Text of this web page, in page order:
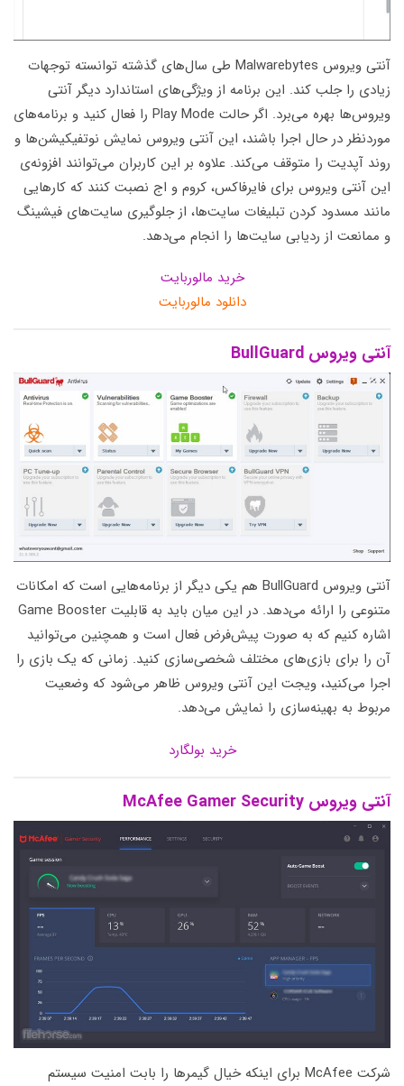
آنتی ویروس Malwarebytes طی سال‌های گذشته توانسته توجهات
زیادی را جلب کند. این برنامه از ویژگی‌های استاندارد دیگر آنتی
ویروس‌ها بهره می‌برد. اگر حالت Play Mode را فعال کنید و برنامه‌های
موردنظر در حال اجرا باشند، این آنتی ویروس نمایش نوتفیکیشن‌ها و
روند آپدیت را متوقف می‌کند. علاوه بر این کاربران می‌توانند افزونه‌ی
این آنتی ویروس برای فایرفاکس، کروم و اج نصبت کنند که کارهایی
مانند مسدود کردن تبلیغات سایت‌ها، از جلوگیری سایت‌های فیشینگ
و ممانعت از ردیابی سایت‌ها را انجام می‌دهد.
خرید مالوربایت
دانلود مالوربایت
آنتی ویروس BullGuard
آنتی ویروس BullGuard هم یکی دیگر از برنامه‌هایی است که امکانات
متنوعی را ارائه می‌دهد. در این میان باید به قابلیت Game Booster
اشاره کنیم که به صورت پیش‌فرض فعال است و همچنین می‌توانید
آن را برای بازی‌های مختلف شخصی‌سازی کنید. زمانی که یک بازی را
اجرا می‌کنید، ویجت این آنتی ویروس ظاهر می‌شود که وضعیت
مربوط به بهینه‌سازی را نمایش می‌دهد.
خرید بولگارد
آنتی ویروس McAfee Gamer Security
شرکت McAfee برای اینکه خیال گیمرها را بابت امنیت سیستم